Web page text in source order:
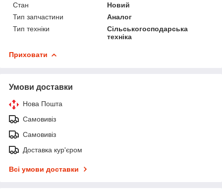
Стан
Новий
Тип запчастини
Аналог
Тип техніки
Сільськогосподарська
техніка
Приховати
Умови доставки
Нова Пошта
Самовивіз
Самовивіз
Доставка кур'єром
Всі умови доставки